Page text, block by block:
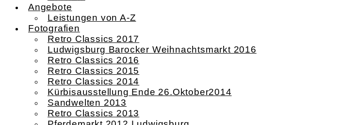
Angebote
Leistungen von A-Z
Fotografien
Retro Classics 2017
Ludwigsburg Barocker Weihnachtsmarkt 2016
Retro Classics 2016
Retro Classics 2015
Retro Classics 2014
Kürbisausstellung Ende 26.Oktober2014
Sandwelten 2013
Retro Classics 2013